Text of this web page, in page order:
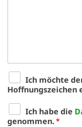
Ich möchte
Hoffnungszeichen
Ich habe die
genommen.